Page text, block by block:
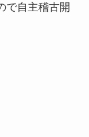
で自主稽古開